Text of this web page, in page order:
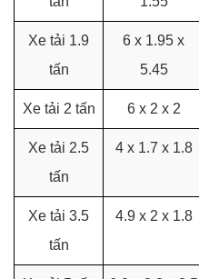
Xe tải 1.9
tấn
6 x 1.95 x
5.45
Xe tải 2 tấn 6 x 2 x 2
Xe tải 2.5
tấn
4 x 1.7 x 1.8
Xe tải 3.5
tấn
4.9 x 2 x 1.8